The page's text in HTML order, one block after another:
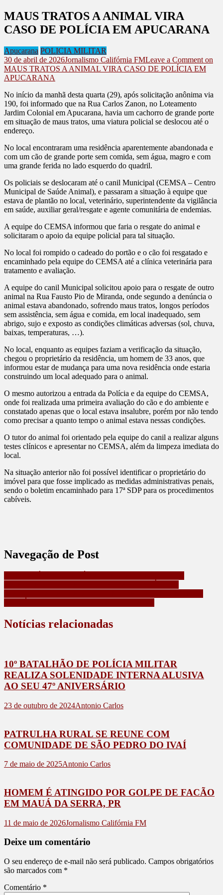
MAUS TRATOS A ANIMAL VIRA
CASO DE POLÍCIA EM APUCARANA
Apucarana POLICIA MILITAR
30 de abril de 2026Jornalismo Califórnia FMLeave a Comment on
MAUS TRATOS A ANIMAL VIRA CASO DE POLÍCIA EM
APUCARANA
No início da manhã desta quarta (29), após solicitação anônima via
190, foi informado que na Rua Carlos Zanon, no Loteamento
Jardim Colonial em Apucarana, havia um cachorro de grande porte
em situação de maus tratos, uma viatura policial se deslocou até o
endereço.
No local encontraram uma residência aparentemente abandonada e
com um cão de grande porte sem comida, sem água, magro e com
uma grande ferida no lado esquerdo do quadril.
Os policiais se deslocaram até o canil Municipal (CEMSA – Centro
Municipal de Saúde Animal), e passaram a situação à equipe que
estava de plantão no local, veterinário, superintendente da vigilância
em saúde, auxiliar geral/resgate e agente comunitária de endemias.
A equipe do CEMSA informou que faria o resgate do animal e
solicitaram o apoio da equipe policial para tal situação.
No local foi rompido o cadeado do portão e o cão foi resgatado e
encaminhado pela equipe do CEMSA até a clínica veterinária para
tratamento e avaliação.
A equipe do canil Municipal solicitou apoio para o resgate de outro
animal na Rua Fausto Pio de Miranda, onde segundo a denúncia o
animal estava abandonado, sofrendo maus tratos, longos períodos
sem assistência, sem água e comida, em local inadequado, sem
abrigo, sujo e exposto as condições climáticas adversas (sol, chuva,
baixas, temperaturas, …).
No local, enquanto as equipes faziam a verificação da situação,
chegou o proprietário da residência, um homem de 33 anos, que
informou estar de mudança para uma nova residência onde estaria
construindo um local adequado para o animal.
O mesmo autorizou a entrada da Polícia e da equipe do CEMSA,
onde foi realizada uma primeira avaliação do cão e do ambiente e
constatado apenas que o local estava insalubre, porém por não tendo
como precisar a quanto tempo o animal estava nessas condições.
O tutor do animal foi orientado pela equipe do canil a realizar alguns
testes clínicos e apresentar no CEMSA, além da limpeza imediata do
local.
Na situação anterior não foi possível identificar o proprietário do
imóvel para que fosse implicado as medidas administrativas penais,
sendo o boletim encaminhado para 17ª SDP para os procedimentos
cabíveis.
Navegação de Post
Notícias relacionadas
10º BATALHÃO DE POLÍCIA MILITAR
REALIZA SOLENIDADE INTERNA ALUSIVA
AO SEU 47º ANIVERSÁRIO
23 de outubro de 2024Antonio Carlos
PATRULHA RURAL SE REUNE COM
COMUNIDADE DE SÃO PEDRO DO IVAÍ
7 de maio de 2025Antonio Carlos
HOMEM É ATINGIDO POR GOLPE DE FACÃO
EM MAUÁ DA SERRA, PR
11 de maio de 2026Jornalismo Califórnia FM
Deixe um comentário
O seu endereço de e-mail não será publicado. Campos obrigatórios
são marcados com *
Comentário *